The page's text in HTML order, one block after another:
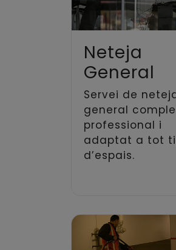
Neteja
General
Servei de
general
professional i
adaptat a tot
d’espais.